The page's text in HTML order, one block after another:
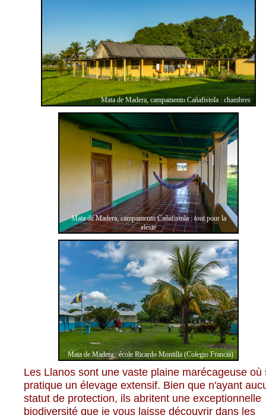
Mata de Madera, campamento Cañafistola : chambres
Mata de Madera, campamento Cañafistola : tout pour la
sieste
Mata de Madera : école Ricardo Montilla (Colegio Francia)
Les Llanos sont une vaste plaine marécageuse où
pratique un élevage extensif. Bien que n'ayant
statut de protection, ils abritent une exceptionnelle
biodiversité que je vous laisse découvrir dans les